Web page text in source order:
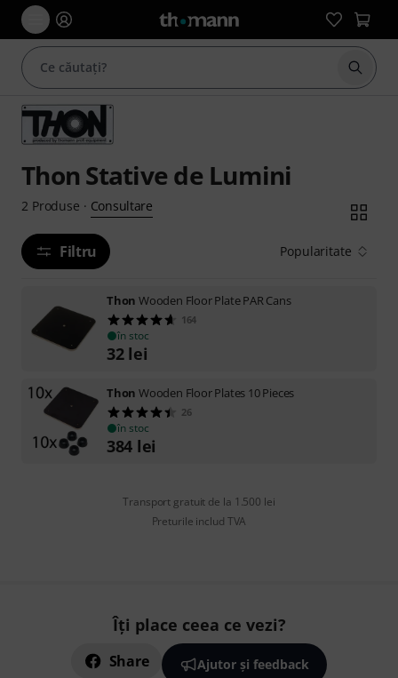
Thon Stative de Lumini
2 Produse · Consultare
Filtru Popularitate
Thon Wooden Floor Plate PAR Cans
164
în stoc
32 lei
Thon Wooden Floor Plates 10 Pieces
26
în stoc
384 lei
Transport gratuit de la 1.500 lei
Preturile includ TVA
Îți place ceea ce vezi?
Share Ajutor și feedback